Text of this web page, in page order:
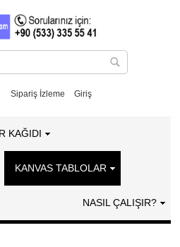
Sipariş İzleme Giriş
KAĞIDI
KANVAS TABLOLAR
NASIL ÇALIŞIR?